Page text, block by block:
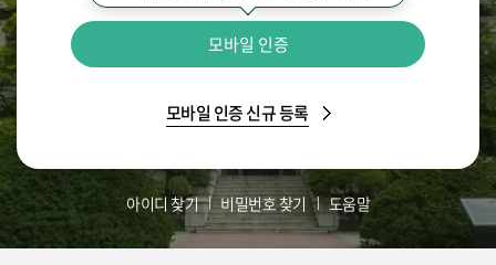
모바일 인증
모바일 인증 신규 등록
아이디 찾기 비밀번호 찾기 도움말